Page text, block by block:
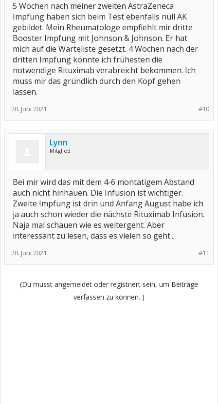
5 Wochen nach meiner zweiten AstraZeneca
Impfung haben sich beim Test ebenfalls null AK
gebildet. Mein Rheumatologe empfiehlt mir dritte
Booster Impfung mit Johnson & Johnson. Er hat
mich auf die Warteliste gesetzt. 4 Wochen nach der
dritten Impfung könnte ich frühesten die
notwendige Rituximab verabreicht bekommen. Ich
muss mir das gründlich durch den Kopf gehen
lassen.
#10
20. Juni 2021
Lynn
Mitglied
Bei mir wird das mit dem 4-6 montatigem Abstand
auch nicht hinhauen. Die Infusion ist wichtiger.
Zweite Impfung ist drin und Anfang August habe ich
ja auch schon wieder die nächste Rituximab Infusion.
Naja mal schauen wie es weitergeht. Aber
interessant zu lesen, dass es vielen so geht...
#11
20. Juni 2021
(Du musst angemeldet oder registriert sein, um Beiträge
verfassen zu können. )